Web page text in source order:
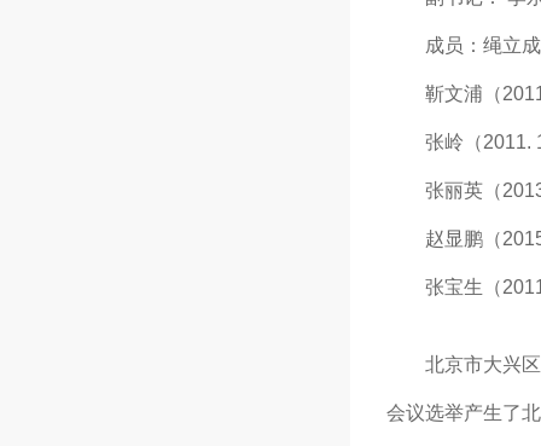
成员：绳立成
靳文浦（
张岭（2011.
张丽英（
赵显鹏（
张宝生（
北京市大兴区
会议选举产生了